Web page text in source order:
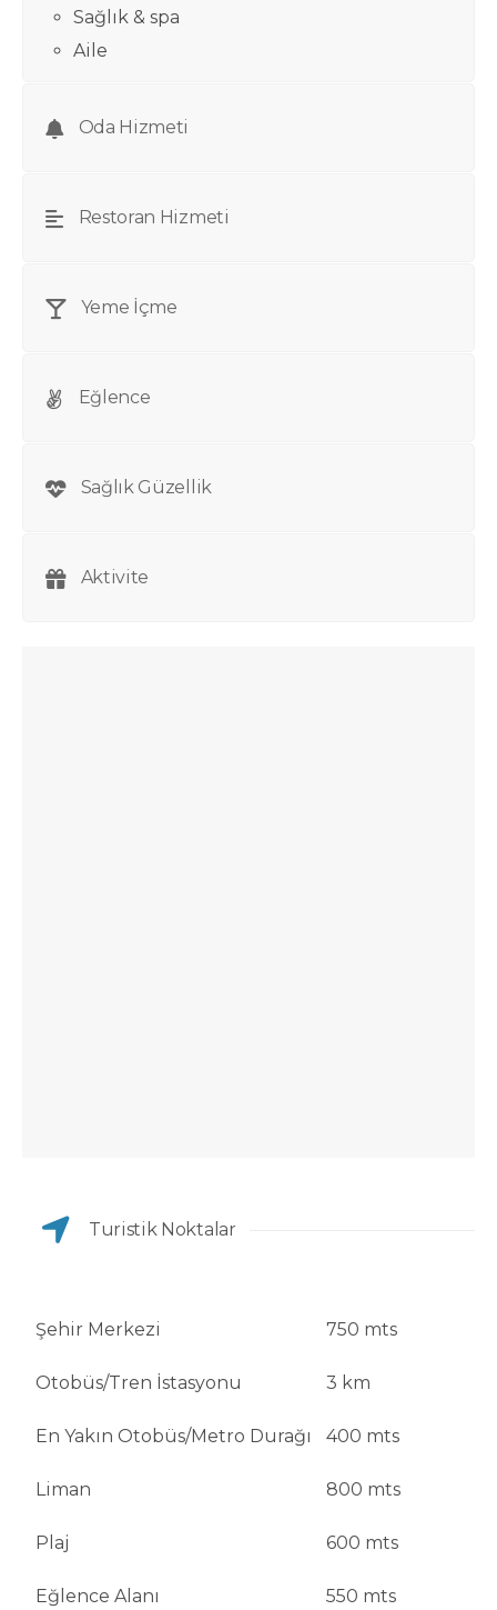
Sağlık & spa
Aile
Oda Hizmeti
Restoran Hizmeti
Yeme İçme
Eğlence
Sağlık Güzellik
Aktivite
Turistik Noktalar
Şehir Merkezi 750 mts
Otobüs/Tren İstasyonu 3 km
En Yakın Otobüs/Metro Durağı 400 mts
Liman 800 mts
Plaj 600 mts
Eğlence Alanı 550 mts